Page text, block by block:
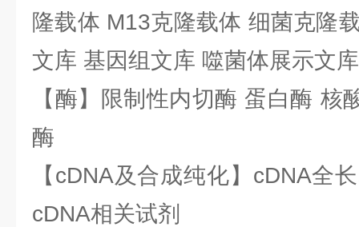
隆载体 M13克隆载体 细菌克隆
文库 基因组文库 噬菌体展示文库
【酶】限制性内切酶 蛋白酶 核
酶
【cDNA及合成纯化】cDNA全
cDNA相关试剂